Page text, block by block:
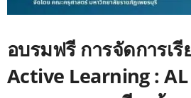
อบรมฟรี การจัดการเรี
Active Learning :